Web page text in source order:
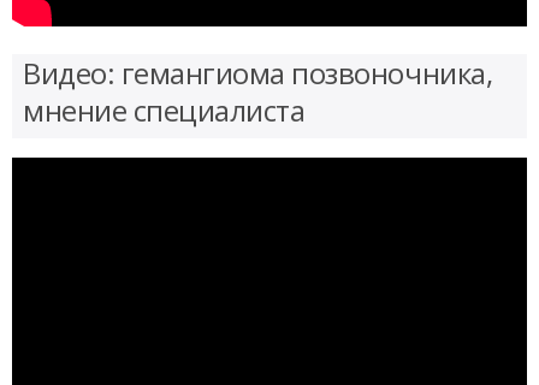
Видео: гемангиома позвоночника,
мнение специалиста